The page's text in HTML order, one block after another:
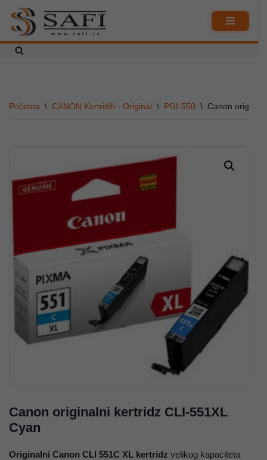
Skoči
na
Početna \ CANON Kertridži - Original \ PGI-550 \ Canon
Canon originalni kertridz CLI-551XL
Cyan
Originalni Canon CLI 551C XL kertridz velikog kapaciteta